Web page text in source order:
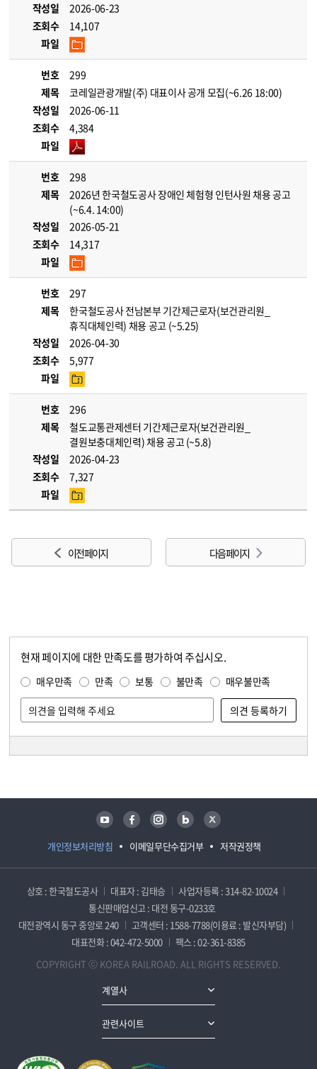
작성일
2026-06-23
조회수
14,107
파일
번호
299
제목
코레일관광개발(주) 대표이사 공개 모집(~6.26 18:00)
작성일
2026-06-11
조회수
4,384
파일
번호
298
제목
2026년 한국철도공사 장애인 체험형 인턴사원 채용 공고
(~6.4. 14:00)
작성일
2026-05-21
조회수
14,317
파일
번호
297
제목
한국철도공사 전남본부 기간제근로자(보건관리원_
휴직대체인력) 채용 공고 (~5.25)
작성일
2026-04-30
조회수
5,977
파일
번호
296
제목
철도교통관제센터 기간제근로자(보건관리원_
결원보충대체인력) 채용 공고 (~5.8)
작성일
2026-04-23
조회수
7,327
파일
이전 페이지 다음 페이지
현재 페이지에 대한 만족도를 평가하여 주십시오.
매우만족 만족 보통 불만족 매우불만족
개인정보처리방침 이메일무단수집거부 저작권정책
유튜브 페이스북 인스타그램 블로그 트위터
상호 : 한국철도공사 대표자 : 김태승
사업자등록 : 314-82-10024
통신판매업신고 : 대전 동구-0233호
대전광역시 동구 중앙로 240
고객센터 : 1588-7788(이용료 : 발신자부담)
대표전화 : 042-472-5000
팩스 : 02-361-8385
COPYRIGHT ⓒ KOREA RAILROAD. ALL RIGHTS RESERVED.
계열사
관련사이트